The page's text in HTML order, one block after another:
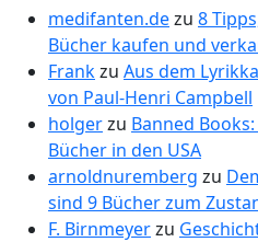
medifanten.dezu 8
Bücher kaufen und
Frankzu Aus dem
von Paul-Henri Campbell
holgerzu Banned
Bücher in den USA
arnoldnuremberg zu
sind 9 Bücher zum
F. Birnmeyerzu